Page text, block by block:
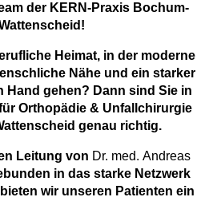
der KERN-Praxis Bochum-
Heimat, in der moderne
Nähe und ein starker
Hand gehen? Dann sind Sie in
Orthopädie & Unfallchirurgie
genau richtig.
Leitung von Dr. med. Andreas
in das starke Netzwerk
wir unseren Patienten ein